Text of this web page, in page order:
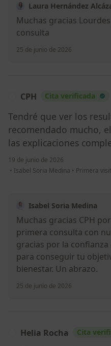
Laura Hernández
Muchas gracias
consulta
25 de junio de 2026
CPH Cita verificada
Tendré que ver los
recomendado mucho,
las explicaciones
19 de junio de 2026
• Isabel Soria Medina • Primera
Isabel Soria Medina
Muchas gracias CPH
primera consulta con
gracias por la
para conseguir tu
bienestar. Un abrazo.
25 de junio de 2026
Helia Rocha Cita